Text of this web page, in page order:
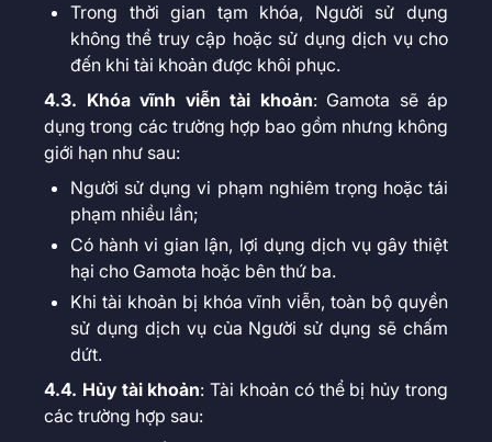
Trong thời gian tạm khóa, Người sử dụng
không thể truy cập hoặc sử dụng dịch vụ cho
đến khi tài khoản được khôi phục.
4.3. Khóa vĩnh viễn tài khoản: Gamota sẽ áp
dụng trong các trường hợp bao gồm nhưng không
giới hạn như sau:
Người sử dụng vi phạm nghiêm trọng hoặc tái
phạm nhiều lần;
Có hành vi gian lận, lợi dụng dịch vụ gây thiệt
hại cho Gamota hoặc bên thứ ba.
Khi tài khoản bị khóa vĩnh viễn, toàn bộ quyền
sử dụng dịch vụ của Người sử dụng sẽ chấm
dứt.
4.4. Hủy tài khoản: Tài khoản có thể bị hủy trong
các trường hợp sau: